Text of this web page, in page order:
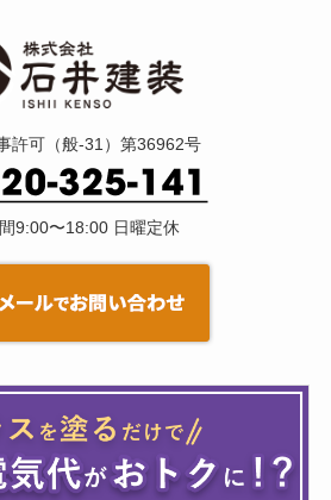
許可（般-31）第36962号
9:00〜18:00 日曜定休